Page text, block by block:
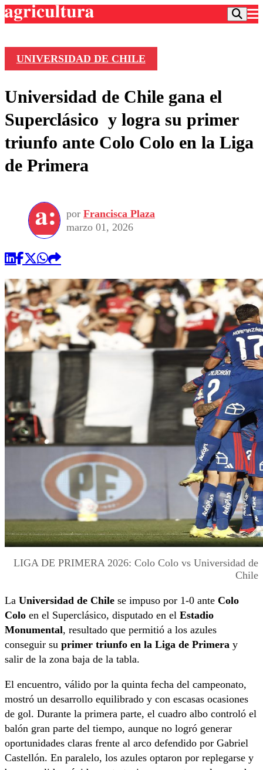
Frecuencias
Agricultura TV
Deportes
Colo Colo
Motor
Torneo Internacional
Torneo Nacional
Entretención
Internacional
Nacional
Vida Social
Programas
Comercial
UNIVERSIDAD DE CHILE
Universidad de Chile gana el
Superclásico y logra su primer
triunfo ante Colo Colo en la Liga
de Primera
por Francisca Plaza
marzo 01, 2026
LIGA DE PRIMERA 2026: Colo Colo vs Universidad de
Chile
La Universidad de Chile se impuso por 1-0 ante Colo
Colo en el Superclásico, disputado en el Estadio
Monumental, resultado que permitió a los azules
conseguir su primer triunfo en la Liga de Primera y
salir de la zona baja de la tabla.
El encuentro, válido por la quinta fecha del campeonato,
mostró un desarrollo equilibrado y con escasas ocasiones
de gol. Durante la primera parte, el cuadro albo controló el
balón gran parte del tiempo, aunque no logró generar
oportunidades claras frente al arco defendido por Gabriel
Castellón. En paralelo, los azules optaron por replegarse y